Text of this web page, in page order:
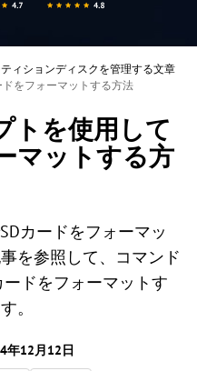
ィションディスクを管理する文章
をフォーマットする方法
トを使用して
マットする方
カードをフォーマッ
を参照して、コマンド
ドをフォーマットす
。
年12月12日